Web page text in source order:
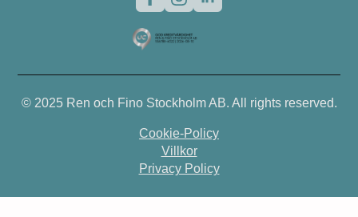
© 2025 Ren och Fino Stockholm AB. All rights reserved.
Cookie-Policy
Villkor
Privacy Policy